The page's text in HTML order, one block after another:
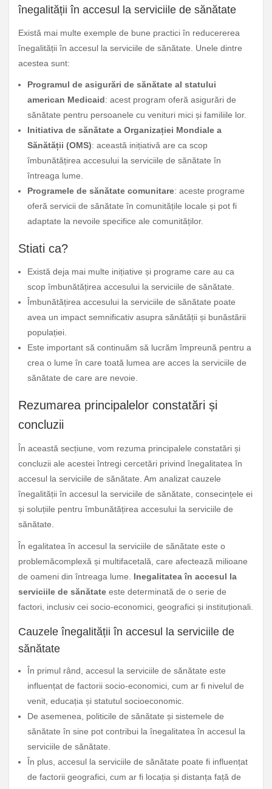
înegalității în accesul la serviciile de sănătate
Există mai multe exemple de bune practici în reducererea
înegalității în accesul la serviciile de sănătate. Unele dintre
acestea sunt:
Programul de asigurări de sănătate al statului
american Medicaid: acest program oferă asigurări de
sănătate pentru persoanele cu venituri mici și familiile lor.
Initiativa de sănătate a Organizației Mondiale a
Sănătății (OMS): această inițiativă are ca scop
îmbunătățirea accesului la serviciile de sănătate în
întreaga lume.
Programele de sănătate comunitare: aceste programe
oferă servicii de sănătate în comunitățile locale și pot fi
adaptate la nevoile specifice ale comunităților.
Stiati ca?
Există deja mai multe inițiative și programe care au ca
scop îmbunătățirea accesului la serviciile de sănătate.
Îmbunătățirea accesului la serviciile de sănătate poate
avea un impact semnificativ asupra sănătății și bunăstării
populației.
Este important să continuăm să lucrăm împreună pentru a
crea o lume în care toată lumea are acces la serviciile de
sănătate de care are nevoie.
Rezumarea principalelor constatări și
concluzii
În această secțiune, vom rezuma principalele constatări și
concluzii ale acestei întregi cercetări privind înegalitatea în
accesul la serviciile de sănătate. Am analizat cauzele
înegalității în accesul la serviciile de sănătate, consecințele ei
și soluțiile pentru îmbunătățirea accesului la serviciile de
sănătate.
În egalitatea în accesul la serviciile de sănătate este o
problemăcomplexă și multifacetală, care afectează milioane
de oameni din întreaga lume. Inegalitatea în accesul la
serviciile de sănătate este determinată de o serie de
factori, inclusiv cei socio-economici, geografici și instituționali.
Cauzele înegalității în accesul la serviciile de
sănătate
În primul rând, accesul la serviciile de sănătate este
influențat de factorii socio-economici, cum ar fi nivelul de
venit, educația și statutul socioeconomic.
De asemenea, politicile de sănătate și sistemele de
sănătate în sine pot contribui la înegalitatea în accesul la
serviciile de sănătate.
În plus, accesul la serviciile de sănătate poate fi influențat
de factorii geografici, cum ar fi locația și distanța față de